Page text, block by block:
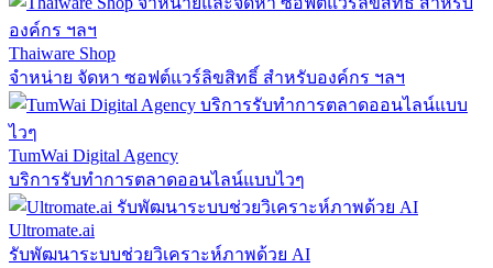
Thaiware Shop
จำหน่าย จัดหา ซอฟต์แวร์ลิขสิทธิ์ สำหรับองค์กร ฯลฯ
TumWai Digital Agency
บริการรับทำการตลาดออนไลน์แบบไวๆ
Ultromate.ai
รับพัฒนาระบบช่วยวิเคราะห์ภาพด้วย AI